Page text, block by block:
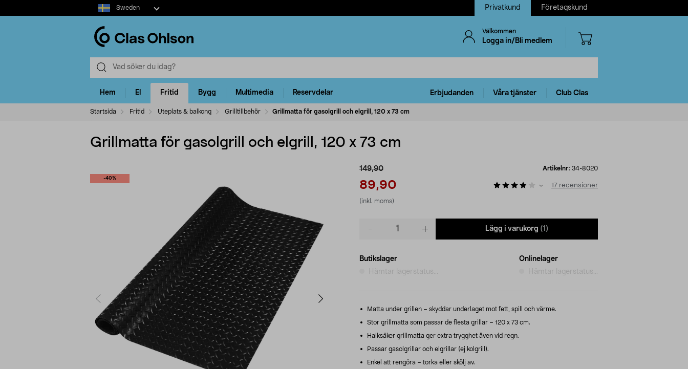
Select
market
Sweden Privatkund Företagskund
Välkommen
Logga in/Bli medlem
Hem El Fritid Bygg Multimedia Reservdelar Erbjudanden Våra tjänster Club Clas
Startsida Fritid Uteplats & balkong Grilltillbehör Grillmatta för gasolgrill och elgrill, 120 x 73 cm
Grillmatta för gasolgrill och elgrill, 120 x 73 cm
-40%
149,90
89,90
(inkl. moms)
Artikelnr: 34-8020
17 recensioner
Lägg i varukorg (1)
Butikslager
Hämtar lagerstatus...
Onlinelager
Hämtar lagerstatus...
Matta under grillen – skyddar underlaget mot fett, spill och värme.
Stor grillmatta som passar de flesta grillar – 120 x 73 cm.
Halksäker grillmatta ger extra trygghet även vid regn.
Passar gasolgrillar och elgrillar (ej kolgrill).
Enkel att rengöra – torka eller skölj av.